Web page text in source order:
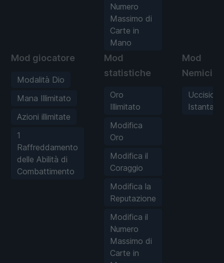
Numero
Massimo di
Carte in
Mano
Mod giocatore
Modalità Dio
Mana Illimitato
Azioni illimitate
1
Raffreddamento
delle Abilità di
Combattimento
Mod
statistiche
Oro
Illimitato
Modifica
Oro
Modifica il
Coraggio
Modifica la
Reputazione
Modifica il
Numero
Massimo di
Carte in
Mod
Nemici
Uccisione